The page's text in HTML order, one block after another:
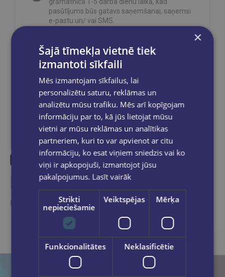
pasūtījums būs gatavs saņemšanai, saņemsi
e-pastu un/ vai SMS.
Līdzīgas preces
Ieskaties, varbūt noder
×
Šajā tīmekļa vietnē tiek
izmantoti sīkfaili
Mēs izmantojam sīkfailus, lai
personalizētu saturu, reklāmas un
analizētu mūsu trafiku. Mēs arī kopīgojam
informāciju par to, kā jūs lietojat mūsu
vietni ar mūsu reklāmas un analītikas
partneriem, kuri to var apvienot ar citu
informāciju, ko esat viņiem sniedzis vai ko
viņi ir apkopojuši, izmantojot jūsu
pakalpojumus. Lasīt vairāk
Strikti
nepieciešamie
Veiktspējas Mērķa
Funkcionalitātes Neklasificētie